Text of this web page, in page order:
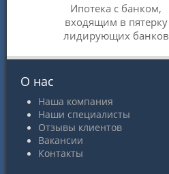
Ипотека с банком,
входящим в пятерку
лидирующих банков
О нас
Наша компания
Наши специалисты
Отзывы клиентов
Вакансии
Контакты